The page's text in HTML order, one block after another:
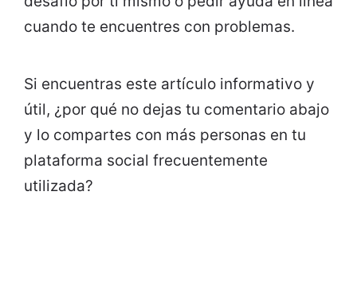
cuando te encuentres con problemas.
Si encuentras este artículo informativo y
útil, ¿por qué no dejas tu comentario abajo
y lo compartes con más personas en tu
plataforma social frecuentemente
utilizada?